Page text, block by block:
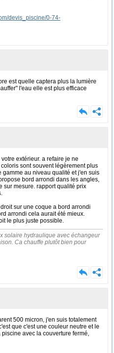
devis_piscine/0-74-
est quelle captera plus la lumière
l'eau elle est plus efficace
extérieur. a refaire je ne
sont souvent légèrement plus
gamme au niveau qualité et j'en suis
bord arrondi dans les angles,
sur mesure. rapport qualité prix
sur une coque a bord arrondi
arrondi cela aurait été mieux.
le plus juste possible.
solaire hydraulique avec échangeur
Ca chauffe plutôt bien pour
500 micron, j'en suis totalement
que c'est une couleur neutre et le
avec la couverture fermé,